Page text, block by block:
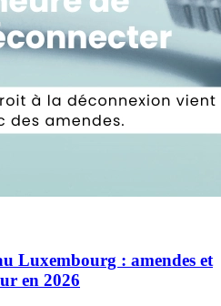
Luxembourg : amendes et
en 2026